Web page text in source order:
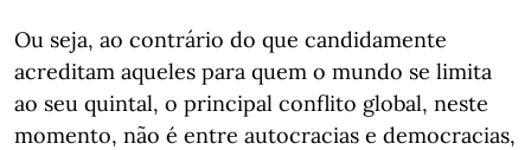
Ou seja, ao contrário do que candidamente
acreditam aqueles para quem o mundo se limita
ao seu quintal, o principal conflito global, neste
momento, não é entre autocracias e democracias,